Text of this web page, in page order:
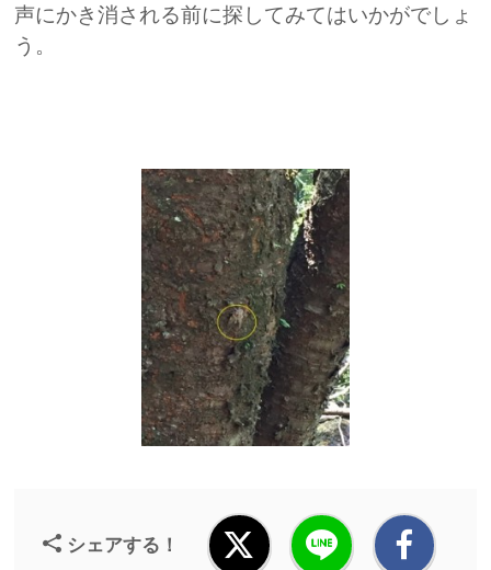
声にかき消される前に探してみてはいかがでしょ
う。
シェアする！